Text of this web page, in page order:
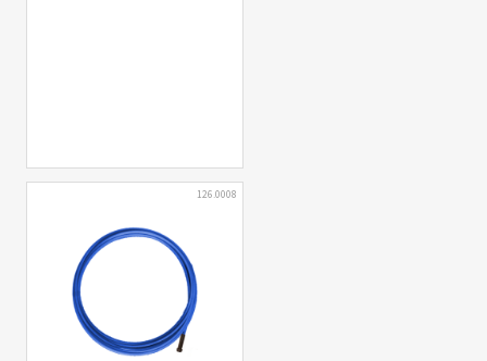
126.0008